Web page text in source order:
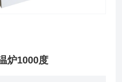
炉1000度